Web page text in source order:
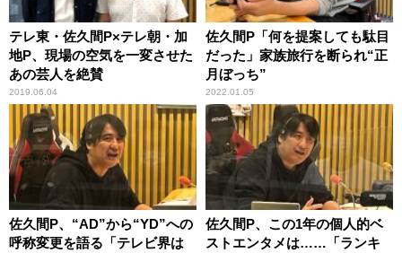
テレ東・佐久間P×テレ朝・加
地P、現場の空気を一変させた
あの芸人を絶賛
2019.06.04
佐久間P「何を提案しても駄目
だった」家族旅行を断られ“正
月ぼっち”
2022.01.05
佐久間P、“AD”から“YD”への
呼称変更を語る「テレビ界は
佐久間P、この1年の個人的ベ
ストエンタメは……「ランキ